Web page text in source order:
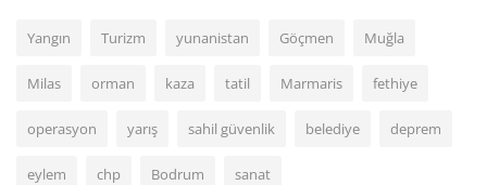
Yangın Turizm yunanistan Göçmen Muğla
Milas orman kaza tatil Marmaris fethiye
operasyon yarış sahil güvenlik belediye deprem
eylem chp Bodrum sanat